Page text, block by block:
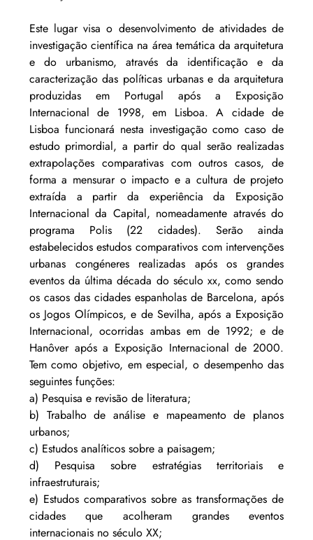
Este lugar visa o desenvolvimento de atividades de
investigação científica na área temática da arquitetura
e do urbanismo, através da identificação e da
caracterização das políticas urbanas e da arquitetura
produzidas em Portugal após a Exposição
Internacional de 1998, em Lisboa. A cidade de
Lisboa funcionará nesta investigação como caso de
estudo primordial, a partir do qual serão realizadas
extrapolações comparativas com outros casos, de
forma a mensurar o impacto e a cultura de projeto
extraída a partir da experiência da Exposição
Internacional da Capital, nomeadamente através do
programa Polis (22 cidades). Serão ainda
estabelecidos estudos comparativos com intervenções
urbanas congéneres realizadas após os grandes
eventos da última década do século xx, como sendo
os casos das cidades espanholas de Barcelona, após
os Jogos Olímpicos, e de Sevilha, após a Exposição
Internacional, ocorridas ambas em de 1992; e de
Hanôver após a Exposição Internacional de 2000.
Tem como objetivo, em especial, o desempenho das
seguintes funções:
a) Pesquisa e revisão de literatura;
b) Trabalho de análise e mapeamento de planos
urbanos;
c) Estudos analíticos sobre a paisagem;
d) Pesquisa sobre estratégias territoriais e
infraestruturais;
e) Estudos comparativos sobre as transformações de
cidades que acolheram grandes eventos
internacionais no século XX;